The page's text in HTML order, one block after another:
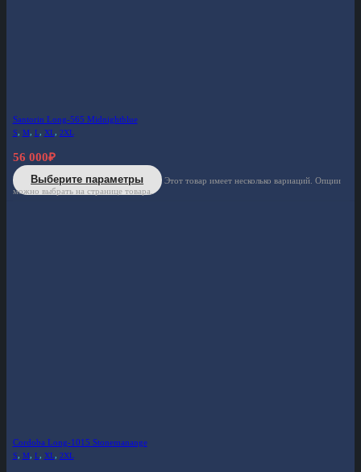
Santorin Long-565 Midnightblue
S, M, L, XL, 2XL
56 000₽
Выберите параметры
Этот товар имеет несколько вариаций. Опции
можно выбрать на странице товара.
Cordoba Long-1015 Stonemanange
S, M, L, XL, 2XL